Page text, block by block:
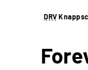
DRV